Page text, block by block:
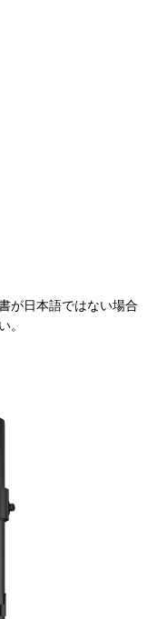
が日本語ではない場合
。